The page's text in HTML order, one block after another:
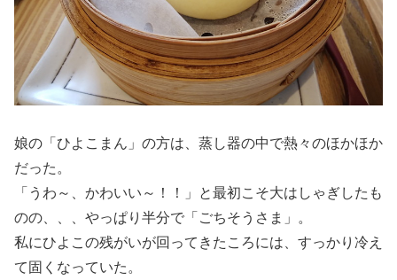
娘の「ひよこまん」の方は、蒸し器の中で熱々のほかほか
だった。
「うわ～、かわいい～！！」と最初こそ大はしゃぎしたも
のの、、、やっぱり半分で「ごちそうさま」。
私にひよこの残がいが回ってきたころには、すっかり冷え
て固くなっていた。